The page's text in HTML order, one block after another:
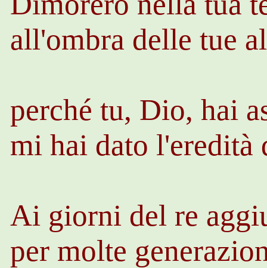
all'ombra delle tue
perché tu, Dio, hai
mi hai dato
Ai giorni del re
per molte